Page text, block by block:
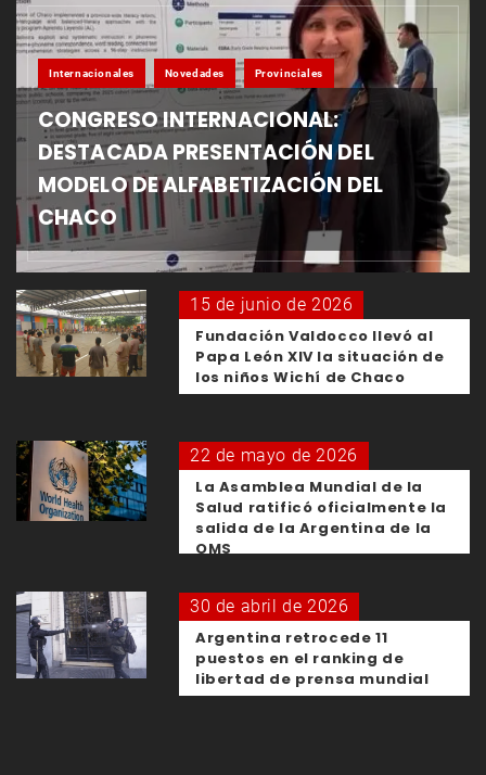
Internacionales Novedades Provinciales
CONGRESO INTERNACIONAL:
DESTACADA PRESENTACIÓN DEL
MODELO DE ALFABETIZACIÓN DEL
CHACO
15 de junio de 2026
Fundación Valdocco llevó al
Papa León XIV la situación de
los niños Wichí de Chaco
22 de mayo de 2026
La Asamblea Mundial de la
Salud ratificó oficialmente la
salida de la Argentina de la
OMS
30 de abril de 2026
Argentina retrocede 11
puestos en el ranking de
libertad de prensa mundial